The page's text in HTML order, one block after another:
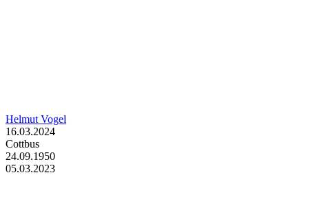
Helmut Vogel
16.03.2024
Cottbus
24.09.1950
05.03.2023